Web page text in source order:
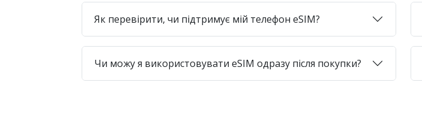
Як перевірити, чи підтримує мій телефон eSIM?
Чи можу я використовувати eSIM одразу після покупки?